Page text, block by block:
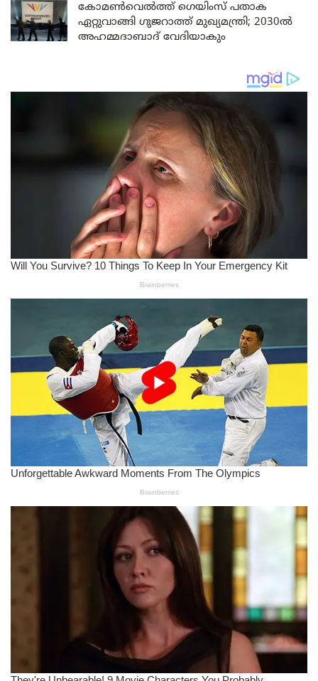
കോമൺവെൽത്ത് ഗെയിംസ് പതാക
ഏറ്റുവാങ്ങി ഗുജറാത്ത് മുഖ്യമന്ത്രി; 2030ൽ
അഹമ്മദാബാദ് വേദിയാകും